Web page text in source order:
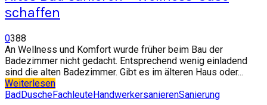
schaffen
0388
An Wellness und Komfort wurde früher beim Bau der
Badezimmer nicht gedacht. Entsprechend wenig einladend
sind die alten Badezimmer. Gibt es im älteren Haus oder...
Weiterlesen
BadDuscheFachleuteHandwerkersanierenSanierung